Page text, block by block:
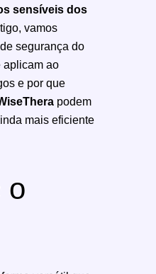
sensíveis dos
vamos
segurança do
aplicam ao
e por que
podem
mais eficiente
o